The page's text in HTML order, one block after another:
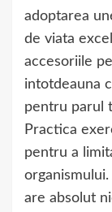
adoptarea
de viata
accesoriile
intotdeauna
pentru parul
Practica
pentru a
are absolut